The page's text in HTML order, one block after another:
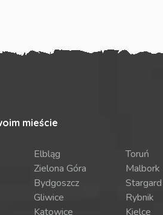
mieście
Elbląg
Zielona Góra
Bydgoszcz
Gliwice
Katowice
Toruń
Malbork
Stargard
Rybnik
Kielce